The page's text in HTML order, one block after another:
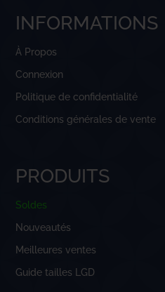
INFORMATIONS
À Propos
Connexion
Politique de confidentialité
Conditions générales de vente
PRODUITS
Soldes
Nouveautés
Meilleures ventes
Guide tailles LGD